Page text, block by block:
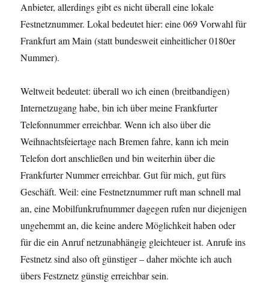
Anbieter, allerdings gibt es nicht überall eine lokale
Festnetznummer. Lokal bedeutet hier: eine 069 Vorwahl für
Frankfurt am Main (statt bundesweit einheitlicher 0180er
Nummer).
Weltweit bedeutet: überall wo ich einen (breitbandigen)
Internetzugang habe, bin ich über meine Frankfurter
Telefonnummer erreichbar. Wenn ich also über die
Weihnachtsfeiertage nach Bremen fahre, kann ich mein
Telefon dort anschließen und bin weiterhin über die
Frankfurter Nummer erreichbar. Gut für mich, gut fürs
Geschäft. Weil: eine Festnetznummer ruft man schnell mal
an, eine Mobilfunkrufnummer dagegen rufen nur diejenigen
ungehemmt an, die keine andere Möglichkeit haben oder
für die ein Anruf netzunabhängig gleichteuer ist. Anrufe ins
Festnetz sind also oft günstiger – daher möchte ich auch
übers Festznetz günstig erreichbar sein.